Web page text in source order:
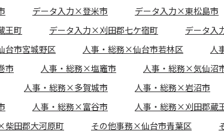
データ入力×登米市 データ入力×東松島市
王町 データ入力×刈田郡七ケ宿町
データ入
台市宮城野区 人事・総務×仙台市若林区
人
市 人事・総務×塩竈市 人事・総務×気仙沼
人事・総務×多賀城市 人事・総務×岩沼市
人事・総務×富谷市
人事・総務×刈田郡蔵
柴田郡大河原町 その他事務×仙台市青葉区